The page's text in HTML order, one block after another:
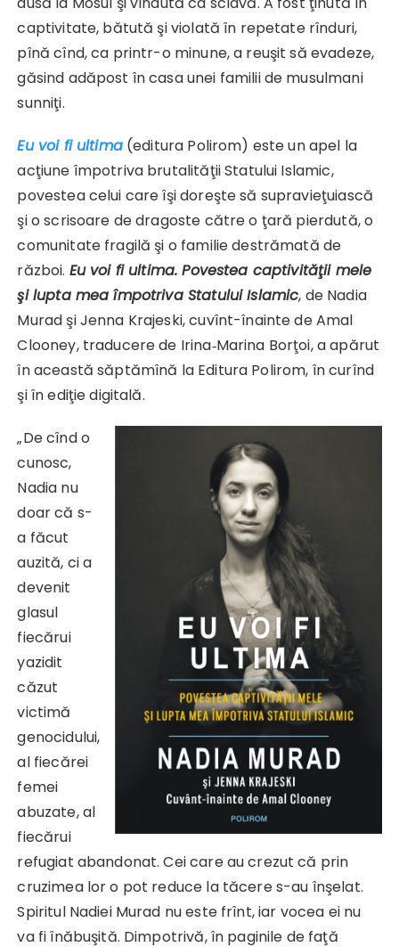
captivitate, bătută şi violată în repetate rînduri,
pînă cînd, ca printr-o minune, a reuşit să evadeze,
găsind adăpost în casa unei familii de musulmani
sunniţi.
Eu voi fi ultima(editura Polirom) este un apel la
acţiune împotriva brutalităţii Statului Islamic,
povestea celui care îşi doreşte să supravieţuiască
şi o scrisoare de dragoste către o ţară pierdută, o
comunitate fragilă şi o familie destrămată de
război. Eu voi fi ultima. Povestea captivităţii mele
şi lupta mea împotriva Statului Islamic, de Nadia
Murad şi Jenna Krajeski, cuvînt-înainte de Amal
Clooney, traducere de Irina‑Marina Borţoi, a apărut
în această săptămînă la Editura Polirom, în curînd
şi în ediţie digitală.
„De cînd o
cunosc,
Nadia nu
doar că s-
a făcut
auzită, ci a
devenit
glasul
fiecărui
yazidit
căzut
victimă
genocidului,
al fiecărei
femei
abuzate, al
fiecărui
refugiat abandonat. Cei care au crezut că prin
cruzimea lor o pot reduce la tăcere s-au înşelat.
Spiritul Nadiei Murad nu este frînt, iar vocea ei nu
va fi înăbuşită. Dimpotrivă, în paginile de faţă